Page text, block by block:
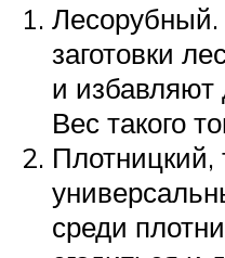
Лесорубный.
заготовки
и избавляют
Вес такого
Плотницкий,
среди